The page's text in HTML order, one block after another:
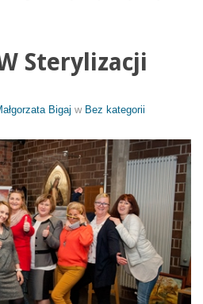
Sterylizacji
Bigaj w Bez kategorii